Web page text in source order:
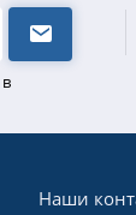
в
Наши